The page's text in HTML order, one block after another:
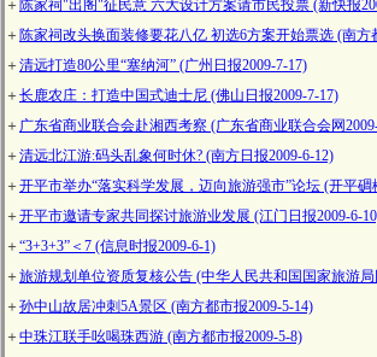
＋ 陈家祠"出阁"征民意 六大设计方案请市民投票 (新快报
＋ 陈家祠改头换面装修要花八亿 初选6方案开始票选 (南方
＋ 清远打造80公里“塞纳河” (广州日报2009-7-17)
＋ 长鹿农庄：打造中国式迪士尼 (佛山日报2009-7-17)
＋ 广东省商业联合会赴湘西考察 (广东省商业联合会网
＋ 清远北江游:码头乱象何时休? (南方日报2009-6-12)
＋ 开平市举办“落实科学发展，迈向旅游强市”论坛 (开平碉
＋ 开平市邀请专家共同探讨旅游业发展 (江门日报2009-6-
＋ “3+3+3”＜7 (信息时报2009-6-1)
＋ 旅游规划单位资质复核公告 (中华人民共和国国家旅游局
＋ 孙中山故居冲刺5A景区 (南方都市报2009-5-14)
＋ 中珠江联手吆喝珠西游 (南方都市报2009-5-8)